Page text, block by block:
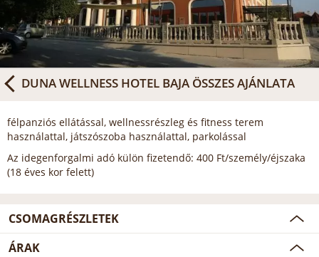
DUNA WELLNESS HOTEL BAJA ÖSSZES AJÁNLATA
félpanziós ellátással, wellnessrészleg és fitness terem
használattal, játszószoba használattal, parkolással
Az idegenforgalmi adó külön fizetendő: 400 Ft/személy/éjszaka
(18 éves kor felett)
CSOMAGRÉSZLETEK
ÁRAK